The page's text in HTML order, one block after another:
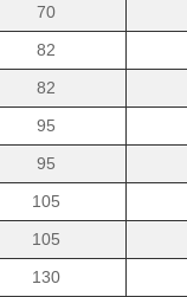
70
82
82
95
95
105
105
130